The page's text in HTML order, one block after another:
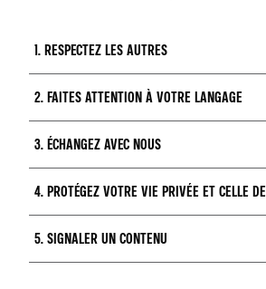
1. RESPECTEZ LES AUTRES
Soyez respectueux envers les fans, pilotes,
2. FAITES ATTENTION À VOTRE LANGAGE
N’employez pas de mots déplacés et
3. ÉCHANGEZ AVEC NOUS
Nous désirons entendre vos commentaires et
spam, des publicités ou du contenu sans
4. PROTÉGEZ VOTRE VIE PRIVÉE ET CELLE
Ne partagez pas d'informations personnelles
5. SIGNALER UN CONTENU